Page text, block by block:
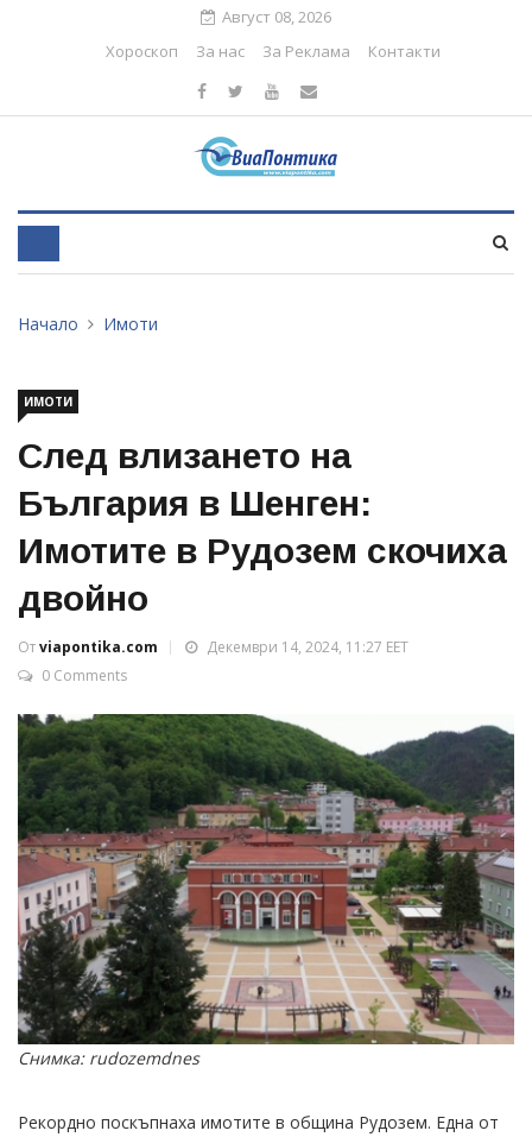
Август 08, 2026
Хороскоп
За нас За Реклама Контакти
Начало Имоти
ИМОТИ
След влизането на
България в Шенген:
Имотите в Рудозем скочиха
двойно
Отviapontika.com
Декември 14, 2024, 11:27 EET
0 Comments
Снимка: rudozemdnes
Рекордно поскъпнаха имотите в община Рудозем. Една от